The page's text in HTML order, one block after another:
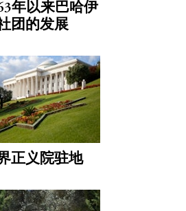
年以来巴哈伊
团的发展
正义院驻地